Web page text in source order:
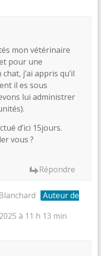
mon vétérinaire
pour une
j’ai appris qu’il
il es sous
lui administrer
d’ici 15jours.
vous ?
Répondre
Auteur de
à 11 h 13 min